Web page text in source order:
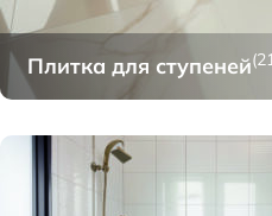
Плитка для ступеней